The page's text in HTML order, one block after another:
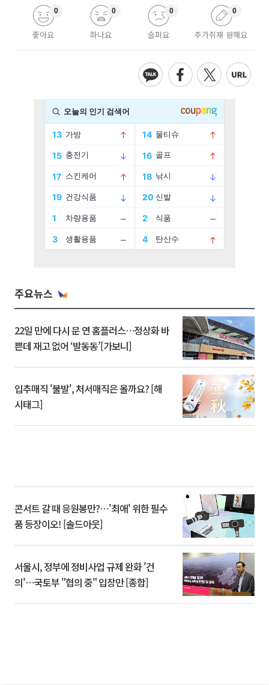
좋아요
0
화나요
0
슬퍼요
0
추가취재 원해요
0
주요뉴스
22일 만에 다시 문 연 홈플러스…정상화 바
쁜데 재고 없어 ‘발동동’[가보니]
입추매직 '불발', 처서매직은 올까요? [해
시태그]
콘서트 갈 때 응원봉만?⋯'최애' 위한 필수
품 등장이오! [솔드아웃]
서울시, 정부에 정비사업 규제 완화 '건
의'⋯국토부 "협의 중" 입장만 [종합]